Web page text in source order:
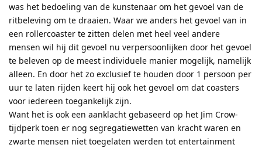
was het bedoeling van de kunstenaar om het gevoel van de
ritbeleving om te draaien. Waar we anders het gevoel van in
een rollercoaster te zitten delen met heel veel andere
mensen wil hij dit gevoel nu verpersoonlijken door het gevoel
te beleven op de meest individuele manier mogelijk, namelijk
alleen. En door het zo exclusief te houden door 1 persoon per
uur te laten rijden keert hij ook het gevoel om dat coasters
voor iedereen toegankelijk zijn.
Want het is ook een aanklacht gebaseerd op het Jim Crow-
tijdperk toen er nog segregatiewetten van kracht waren en
zwarte mensen niet toegelaten werden tot entertainment